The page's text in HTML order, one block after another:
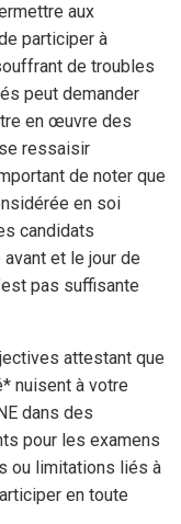
aux
participer à
de troubles
peut demander
en œuvre des
ressaisir
de noter que
en soi
candidats
et le jour de
pas suffisante
attestant que
nuisent à votre
dans des
pour les examens
ou limitations liés à
en toute